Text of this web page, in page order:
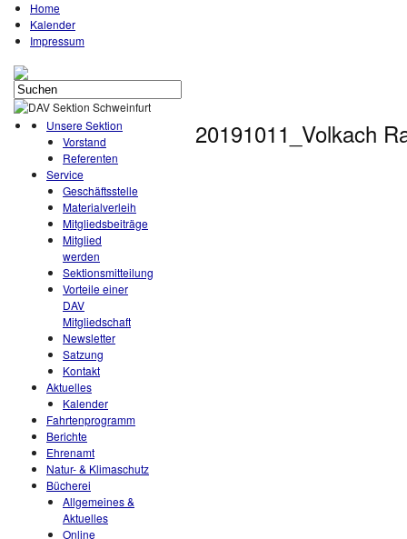
Home
Kalender
Impressum
Unsere Sektion
Vorstand
Referenten
Service
Geschäftsstelle
Materialverleih
Mitgliedsbeiträge
Mitglied
werden
Sektionsmitteilung
Vorteile einer
DAV
Mitgliedschaft
Newsletter
Satzung
Kontakt
Aktuelles
Kalender
Fahrtenprogramm
Berichte
Ehrenamt
Natur- & Klimaschutz
Bücherei
Allgemeines &
Aktuelles
Online
20191011_Volkach